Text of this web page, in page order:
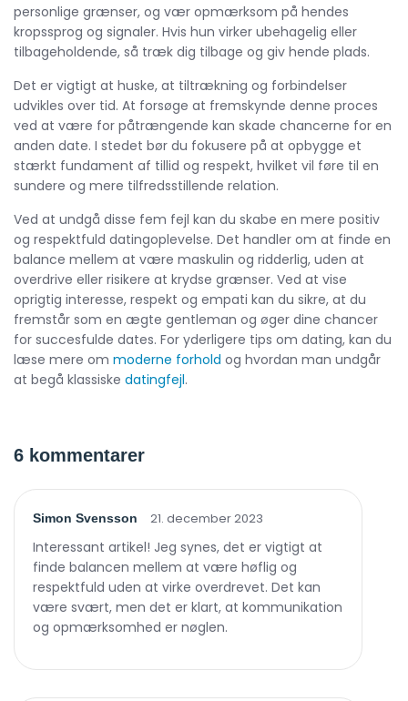
personlige grænser, og vær opmærksom på hendes
kropssprog og signaler. Hvis hun virker ubehagelig eller
tilbageholdende, så træk dig tilbage og giv hende plads.
Det er vigtigt at huske, at tiltrækning og forbindelser
udvikles over tid. At forsøge at fremskynde denne proces
ved at være for påtrængende kan skade chancerne for en
anden date. I stedet bør du fokusere på at opbygge et
stærkt fundament af tillid og respekt, hvilket vil føre til en
sundere og mere tilfredsstillende relation.
Ved at undgå disse fem fejl kan du skabe en mere positiv
og respektfuld datingoplevelse. Det handler om at finde en
balance mellem at være maskulin og ridderlig, uden at
overdrive eller risikere at krydse grænser. Ved at vise
oprigtig interesse, respekt og empati kan du sikre, at du
fremstår som en ægte gentleman og øger dine chancer
for succesfulde dates. For yderligere tips om dating, kan du
læse mere om moderne forhold og hvordan man undgår
at begå klassiske datingfejl.
6 kommentarer
Simon Svensson 21. december 2023
Interessant artikel! Jeg synes, det er vigtigt at
finde balancen mellem at være høflig og
respektfuld uden at virke overdrevet. Det kan
være svært, men det er klart, at kommunikation
og opmærksomhed er nøglen.